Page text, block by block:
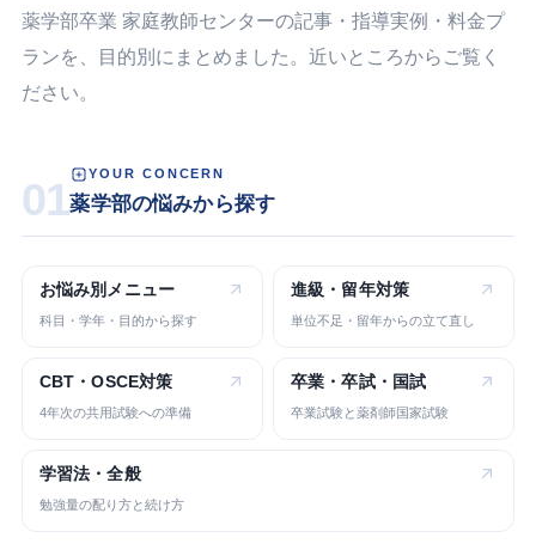
薬学部卒業 家庭教師センターの記事・指導実例・料金プ
ランを、目的別にまとめました。近いところからご覧く
ださい。
01
YOUR CONCERN
薬学部の悩みから探す
お悩み別 メニュー
科目・学年・目的から探す
進級・留年対策
単位不足・留年からの立て直し
CBT・OSCE対策
4年次の共用試験への準備
卒業・卒試・ 国試
卒業試験と薬剤師国家試験
学習法・全般
勉強量の配り方と続け方